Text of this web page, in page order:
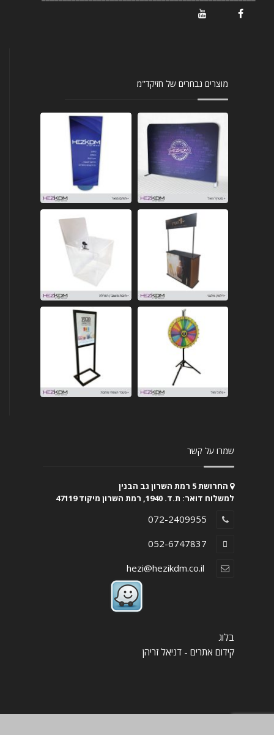
מוצרים נבחרים של חזיקד"מ
שמרו על קשר
החרושת 5 רמת השרון גב הבנין
למשלוח דואר: ת.ד. 1940, רמת השרון מיקוד 47119
072-2409955
052-6747837
בלוג
קידום אתרים - דניאל זריהן